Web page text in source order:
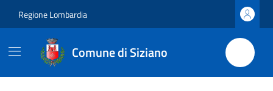
Regione Lombardia
Comune di Siziano